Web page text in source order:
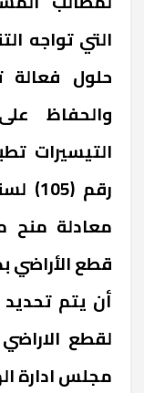
التي تواجه
حلول
والحفاظ
التيسيرات
معادلة منح
قطع الأراضي
أن يتم تحديد
لقطع
مجلس ادارة الهيئة